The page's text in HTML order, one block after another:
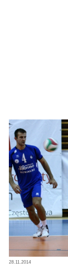
28.11.2014